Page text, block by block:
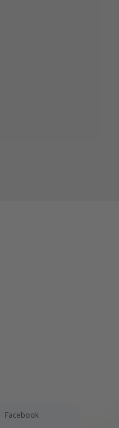
Facebook